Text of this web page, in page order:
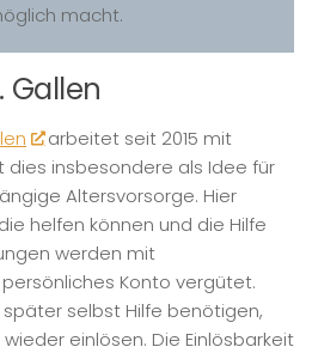
macht.
Gallen
arbeitet seit 2015 mit
dies insbesondere als Idee für
Altersvorsorge. Hier
helfen können und die Hilfe
werden mit
Konto vergütet.
selbst Hilfe benötigen,
einlösen. Die Einlösbarkeit